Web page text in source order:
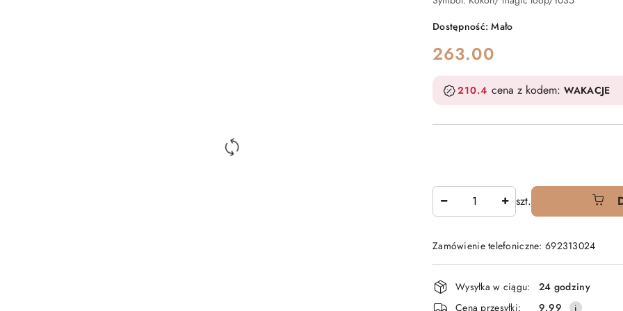
Dostępność:Mało
cena:
263.00
210.4 cena z kodem: WAKACJE
szt.
Zamówienie telefoniczne: 692313024
Dostępność
i
Wysyłka w ciągu:
24 godziny
Cena przesyłki:
9.99